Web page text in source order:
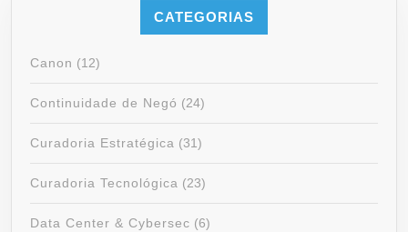
CATEGORIAS
Canon (12)
Continuidade de Negó (24)
Curadoria Estratégica (31)
Curadoria Tecnológica (23)
Data Center & Cybersec (6)